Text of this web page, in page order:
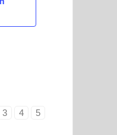
3 4 5